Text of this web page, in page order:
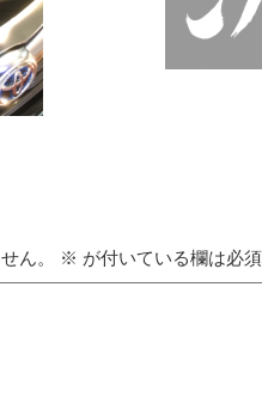
ん。 ※ が付いている欄は必